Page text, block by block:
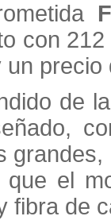
con
de
que el
fibra de